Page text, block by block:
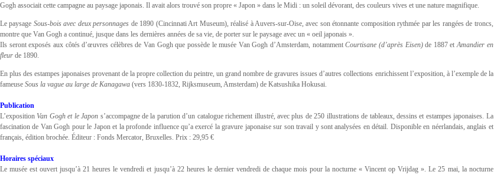
Gogh associait cette campagne au paysage japonais. Il avait alors trouvé son propre « Japon » dans le Midi : un soleil dévorant, des couleurs vives et une nature magnifique.
Le paysage Sous-bois avec deux personnages de 1890 (Cincinnati Art Museum), réalisé à Auvers-sur-Oise, avec son étonnante composition rythmée par les rangées de troncs,
montre que Van Gogh a continué, jusque dans les dernières années de sa vie, de porter sur le paysage avec un « oeil japonais ».
Ils seront exposés aux côtés d’œuvres célèbres de Van Gogh que possède le musée Van Gogh d’Amsterdam, notammentCourtisane (d’après Eisen)de 1887 etAmandier en
fleur de 1890.
En plus des estampes japonaises provenant de la propre collection du peintre, un grand nombre de gravures issues d’autres collections enrichissent l’exposition, à l’exemple de la
fameuse Sous la vague au large de Kanagawa (vers 1830-1832, Rijksmuseum, Amsterdam) de Katsushika Hokusai.
Publication
L’exposition Van Gogh et le Japon s’accompagne de la parution d’un catalogue richement illustré, avec plus de 250 illustrations de tableaux, dessins et estampes japonaises. La
fascination de Van Gogh pour le Japon et la profonde influence qu’a exercé la gravure japonaise sur son travail y sont analysées en détail. Disponible en néerlandais, anglais et
français, édition brochée. Éditeur : Fonds Mercator, Bruxelles. Prix : 29,95 €
Horaires spéciaux
Le musée est ouvert jusqu’à 21 heures le vendredi et jusqu’à 22 heures le dernier vendredi de chaque mois pour la nocturne « Vincent op Vrijdag ». Le 25 mai, la nocturne